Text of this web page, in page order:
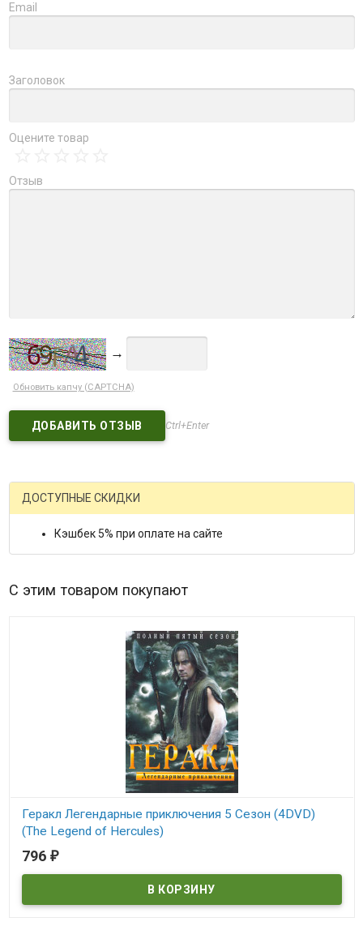
Email
Заголовок
Оцените товар
Отзыв
→
Обновить капчу (CAPTCHA)
Ctrl+Enter
ДОСТУПНЫЕ СКИДКИ
Кэшбек 5% при оплате на сайте
С этим товаром покупают
Геракл Легендарные приключения 5 Сезон (4DVD)
(The Legend of Hercules)
В наличии
796 ₽